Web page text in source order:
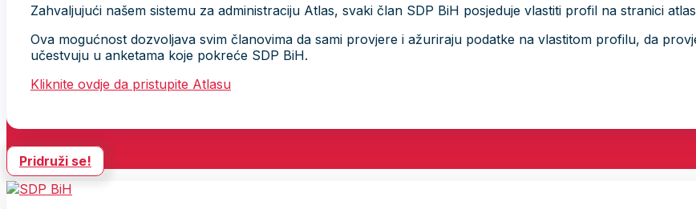
Zahvaljujući našem sistemu za administraciju Atlas, svaki član SDP BiH posjeduje vlastiti profil na stranici
Ova mogućnost dozvoljava svim članovima da sami provjere i ažuriraju podatke na vlastitom profilu, da
učestvuju u anketama koje pokreće SDP BiH.
Kliknite ovdje da pristupite Atlasu
Pridruži se!